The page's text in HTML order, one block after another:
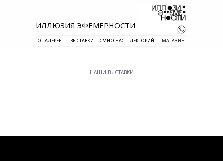
МАГАЗИН
ЛЕКТОРИЙ
СМИ О НАС
ВЫСТАВКИ
О ГАЛЕРЕЕ
ИЛЛЮЗИЯ ЭФЕМЕРНОСТИ
НАШИ ВЫСТАВКИ